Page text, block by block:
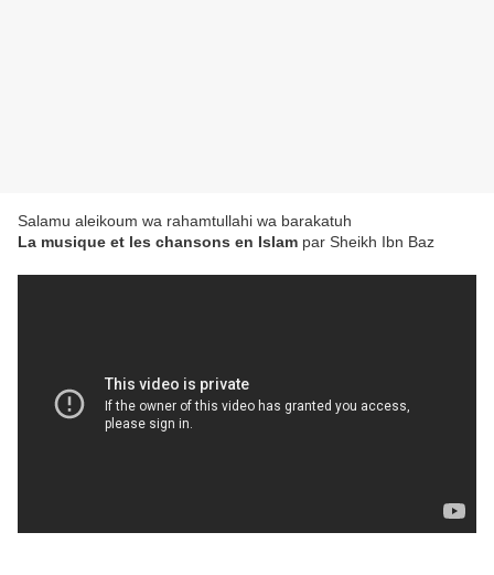
Salamu aleikoum wa rahamtullahi wa barakatuh
La musique et les chansons en Islam par Sheikh Ibn Baz